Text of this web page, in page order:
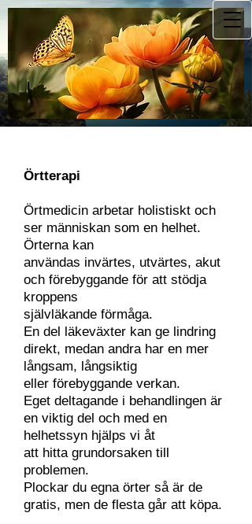
Örtterapi
Örtmedicin arbetar holistiskt och
ser människan som en helhet.
Örterna kan
användas invärtes, utvärtes, akut
och förebyggande för att stödja
kroppens
självläkande förmåga.
En del läkeväxter kan ge lindring
direkt, medan andra har en mer
långsam, långsiktig
eller förebyggande verkan.
Eget deltagande i behandlingen är
en viktig del och med en
helhetssyn hjälps vi åt
att hitta grundorsaken till
problemen.
Plockar du egna örter så är de
gratis, men de flesta går att köpa.